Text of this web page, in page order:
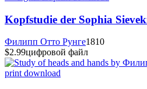
Kopfstudie der Sophia
Филипп Отто Рунге1810
$2.99цифровой файл